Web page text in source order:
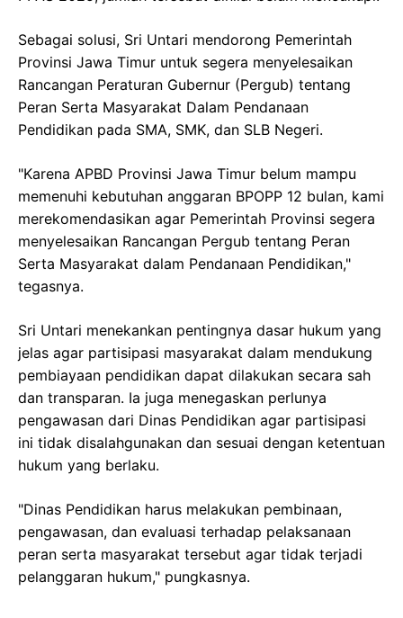
Sebagai solusi, Sri Untari mendorong Pemerintah
Provinsi Jawa Timur untuk segera menyelesaikan
Rancangan Peraturan Gubernur (Pergub) tentang
Peran Serta Masyarakat Dalam Pendanaan
Pendidikan pada SMA, SMK, dan SLB Negeri.
"Karena APBD Provinsi Jawa Timur belum mampu
memenuhi kebutuhan anggaran BPOPP 12 bulan, kami
merekomendasikan agar Pemerintah Provinsi segera
menyelesaikan Rancangan Pergub tentang Peran
Serta Masyarakat dalam Pendanaan Pendidikan,"
tegasnya.
Sri Untari menekankan pentingnya dasar hukum yang
jelas agar partisipasi masyarakat dalam mendukung
pembiayaan pendidikan dapat dilakukan secara sah
dan transparan. Ia juga menegaskan perlunya
pengawasan dari Dinas Pendidikan agar partisipasi
ini tidak disalahgunakan dan sesuai dengan ketentuan
hukum yang berlaku.
"Dinas Pendidikan harus melakukan pembinaan,
pengawasan, dan evaluasi terhadap pelaksanaan
peran serta masyarakat tersebut agar tidak terjadi
pelanggaran hukum," pungkasnya.